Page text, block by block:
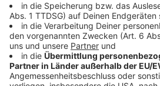
Veranstaltungskalender, wir
schönes Wochenende!
Anzeige